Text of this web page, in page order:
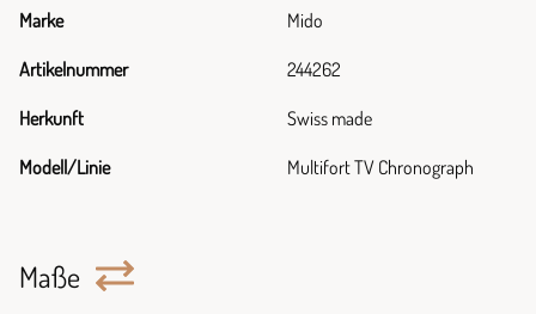
Marke Mido
Artikelnummer 244262
Herkunft Swiss made
Modell/Linie Multifort TV Chronograph
Maße